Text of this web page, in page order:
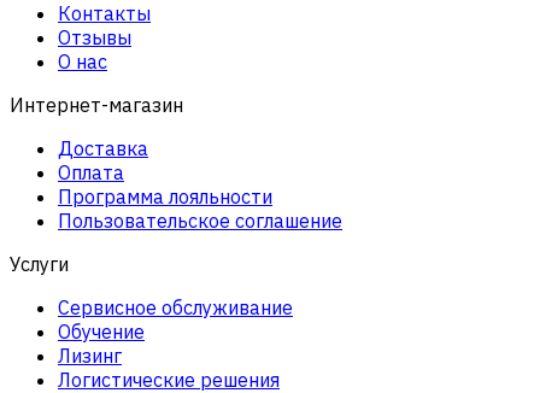
Контакты
Отзывы
О нас
Интернет-магазин
Доставка
Оплата
Программа лояльности
Пользовательское соглашение
Услуги
Сервисное обслуживание
Обучение
Лизинг
Логистические решения